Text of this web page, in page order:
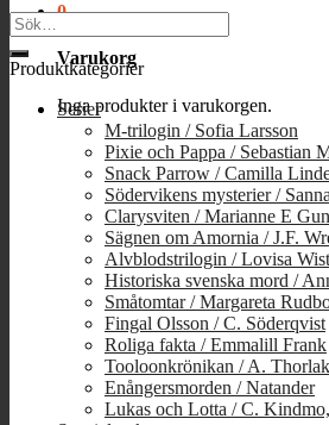
0
Varukorg
Inga produkter i varukorgen.
Sök
efter:
Produktkategorier
Serier
M-trilogin / Sofia Larsson
Pixie och Pappa / Sebastian
Snack Parrow / Camilla
Södervikens mysterier /
Clarysviten / Marianne E
Sägnen om Amornia / J.F.
Alvblodstrilogin / Lovisa
Historiska svenska mord /
Småtomtar / Margareta
Fingal Olsson / C. Söderqvist
Roliga fakta / Emmalill Frank
Tooloonkrönikan / A.
Enångersmorden / Natander
Lukas och Lotta / C.